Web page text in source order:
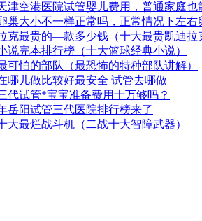
津空港医院试管婴儿费用，普通家庭也
巢大小不一样正常吗，正常情况下左右
克最贵的—款多少钱（十大最贵凯迪拉
说完本排行榜（十大篮球经典小说）
可怕的部队（最恐怖的特种部队讲解）
哪儿做比较好最安全 试管去哪做
代试管*宝宝准备费用十万够吗？
岳阳试管三代医院排行榜来了
大最烂战斗机（二战十大智障武器）